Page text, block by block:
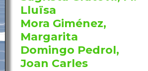
Lluïsa
Mora Giménez,
Margarita
Domingo Pedrol,
Joan Carles